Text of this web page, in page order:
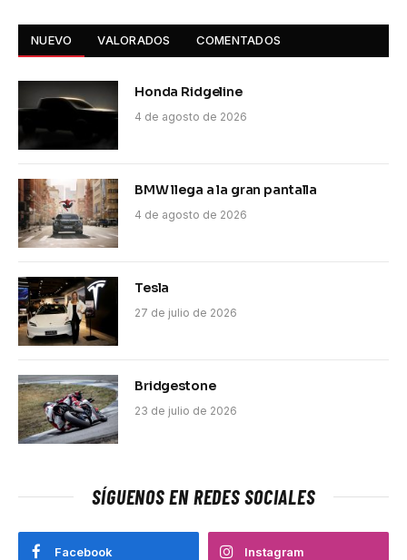
NUEVO VALORADOS COMENTADOS
Honda Ridgeline
4 de agosto de 2026
BMW llega a la gran pantalla
4 de agosto de 2026
Tesla
27 de julio de 2026
Bridgestone
23 de julio de 2026
SÍGUENOS EN REDES SOCIALES
Facebook Instagram